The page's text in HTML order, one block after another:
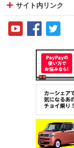
サイト内リンク